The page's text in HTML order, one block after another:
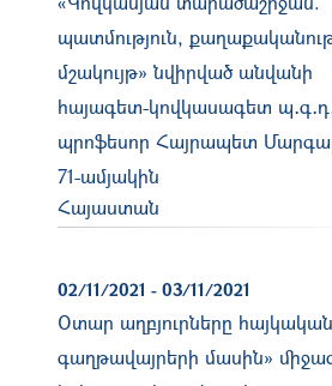
պատմություն,
մշակույթ» նվիրված անվանի
հայագետ-կովկասագետ
պրոֆեսոր Հայրապետ
71-ամյակին
Հայաստան
02/11/2021 - 03/11/2021
Օտար աղբյուրները հայկական
գաղթավայրերի մասին»